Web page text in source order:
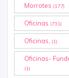
Morrotes (177)
Oficinas (731)
Oficinas, (1)
Oficinas-
(1)